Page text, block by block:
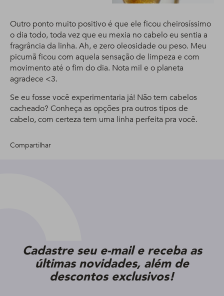
Outro ponto muito positivo é que ele ficou cheirosíssimo
o dia todo, toda vez que eu mexia no cabelo eu sentia a
fragrância da linha. Ah, e zero oleosidade ou peso. Meu
picumã ficou com aquela sensação de limpeza e com
movimento até o fim do dia. Nota mil e o planeta
agradece <3.
Se eu fosse você experimentaria já! Não tem cabelos
cacheado? Conheça as opções pra outros tipos de
cabelo, com certeza tem uma linha perfeita pra você.
Compartilhar
Cadastre seu e-mail e receba as
últimas novidades, além de
descontos exclusivos!